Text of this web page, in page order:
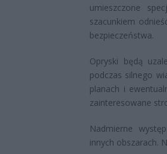
umieszczone
szacunkiem
bezpieczeństwa.
Opryski będą
podczas silnego
planach i
zainteresowane
Nadmierne
innych obszarach.